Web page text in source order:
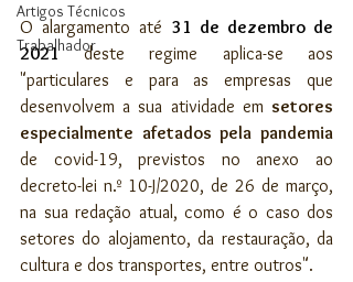
Artigos Técnicos
Trabalhador
O alargamento até 31 de dezembro de
2021 deste regime aplica-se aos
"particulares e para as empresas que
desenvolvem a sua atividade em setores
de covid-19, previstos no anexo ao
decreto-lei n.º 10-J/2020, de 26 de março,
na sua redação atual, como é o caso dos
setores do alojamento, da restauração, da
cultura e dos transportes, entre outros".